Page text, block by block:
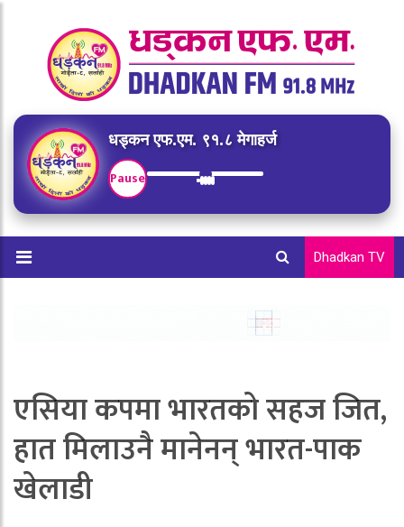
धड्कन एफ.एम. ९१.८ मेगाहर्ज
Pause
Dhadkan TV
एसिया कपमा भारतको सहज जित,
हात मिलाउनै मानेनन् भारत-पाक
खेलाडी